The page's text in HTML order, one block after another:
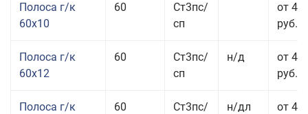
Полоса г/к
60x10
60
Ст3пс/
сп
от 41
руб.
Полоса г/к
60x12
60
Ст3пс/
сп
н/д
от 44
руб.
Полоса г/к
60
Ст3пс/
н/дл
от 48